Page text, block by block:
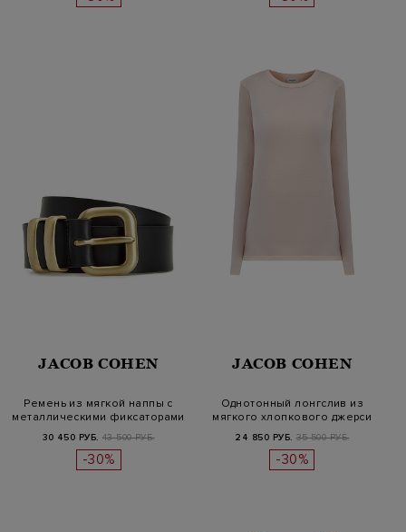
JACOB COHEN
Ремень из мягкой наппы с
металлическими фиксаторами
и…
30 450 РУБ. 43 500 РУБ.
-30%
JACOB COHEN
Однотонный лонгслив из
мягкого хлопкового джерси
24 850 РУБ. 35 500 РУБ.
-30%